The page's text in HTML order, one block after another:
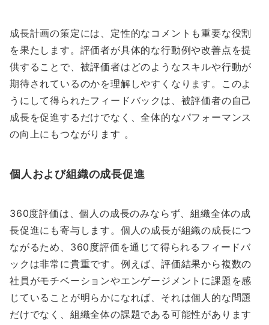
成長計画の策定には、定性的なコメントも重要な役割
を果たします。評価者が具体的な行動例や改善点を提
供することで、被評価者はどのようなスキルや行動が
期待されているのかを理解しやすくなります。このよ
うにして得られたフィードバックは、被評価者の自己
成長を促進するだけでなく、全体的なパフォーマンス
の向上にもつながります 。
個人および組織の成長促進
360度評価は、個人の成長のみならず、組織全体の成
長促進にも寄与します。個人の成長が組織の成長につ
ながるため、360度評価を通じて得られるフィードバ
ックは非常に貴重です。例えば、評価結果から複数の
社員がモチベーションやエンゲージメントに課題を感
じていることが明らかになれば、それは個人的な問題
だけでなく、組織全体の課題である可能性があります